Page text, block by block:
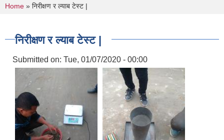
You are here
Home » निरीक्षण र ल्याब टेस्ट |
निरीक्षण र ल्याब टेस्ट |
Submitted on: Tue, 01/07/2020 - 00:00